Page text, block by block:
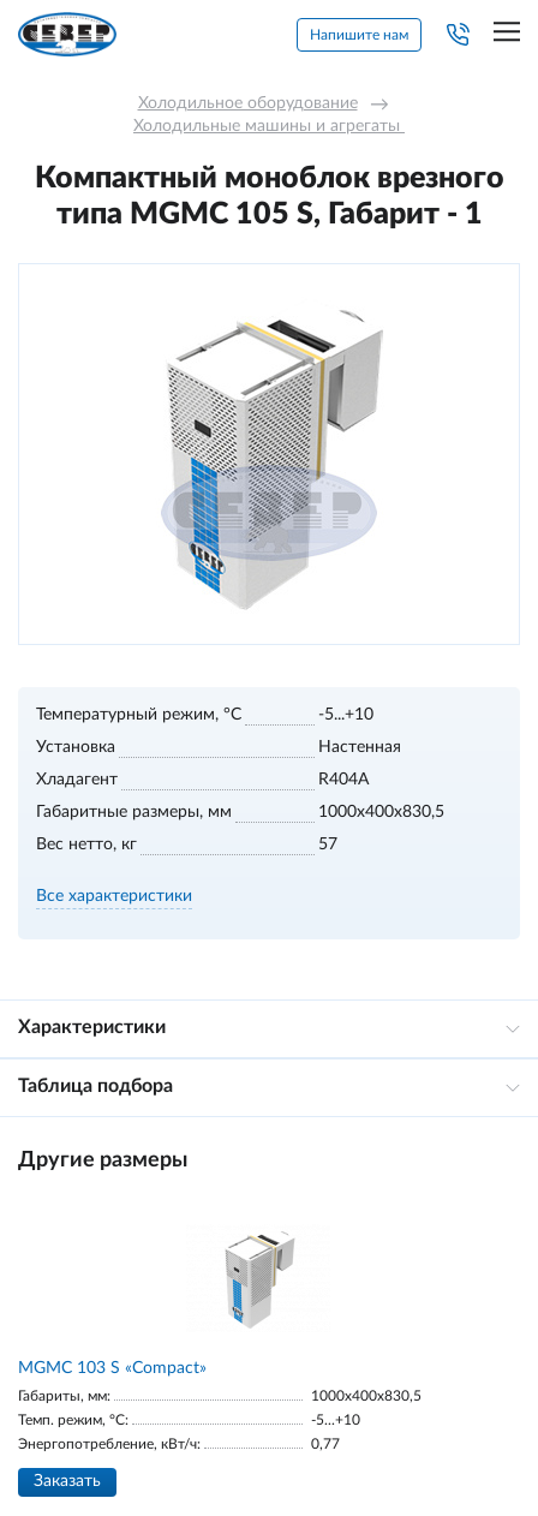
Напишите нам
Холодильное оборудование →
Холодильные машины и агрегаты
Компактный моноблок врезного
типа MGMС 105 S, Габарит - 1
Температурный режим, °С
-5...+10
Установка
Настенная
Хладагент
R404А
Габаритные размеры, мм
1000х400х830,5
Вес нетто, кг
57
Все характеристики
Характеристики
Таблица подбора
Другие размеры
MGMС 103 S «Compact»
Габариты, мм:
1000x400x830,5
Темп. режим, °С:
-5...+10
Энергопотребление, кВт/ч:
0,77
Заказать